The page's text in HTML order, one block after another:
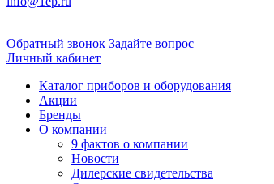
Обратный звонок Задайте вопрос
Личный кабинет
Каталог приборов и оборудования
Акции
Бренды
О компании
9 фактов о компании
Новости
Дилерские свидетельства